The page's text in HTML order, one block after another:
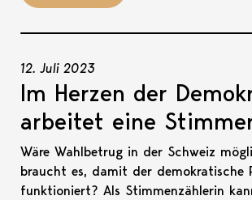
12. Juli 2023
Im Herzen der
arbeitet eine
Wäre Wahlbetrug in der Schweiz
braucht es, damit der demokratische
funktioniert? Als Stimmenzählerin